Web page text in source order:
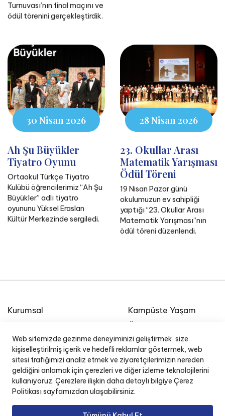
Web sitemizde gezinme deneyiminizi geliştirmek, size
kişiselleştirilmiş içerik ve hedefli reklamlar göstermek, web
sitesi trafiğimizi analiz etmek ve ziyaretçilerimizin nereden
geldiğini anlamak için çerezleri ve diğer izleme teknolojilerini
kullanıyoruz. Çerezlere ilişkin daha detaylı bilgiye Çerez
Politikası sayfamızdan ulaşabilirsiniz.
Turnuvası’nın final maçını ve
ödül törenini gerçekleştirdik.
30 Nisan 2026
Ah Şu Büyükler
Tiyatro Oyunu
Ortaokul Türkçe Tiyatro
Kulübü öğrencilerimiz “Ah Şu
Büyükler” adlı tiyatro
oyununu Yüksel Eraslan
Kültür Merkezinde sergiledi.
28 Nisan 2026
23. Okullar Arası
Matematik Yarışması
Ödül Töreni
19 Nisan Pazar günü
okulumuzun ev sahipliği
yaptığı “23. Okullar Arası
Matematik Yarışması”nın
ödül töreni düzenlendi.
Kurumsal
E-Posta
Kampüste Yaşam
Radyosu
İnsan Kaynakları
Okul Yönetim Sistemi